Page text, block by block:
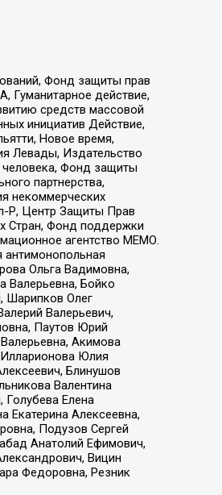
Фонд защиты прав
Гуманитарное действие,
средств массовой
инициатив Действие,
Новое время,
Левады, Издательство
человека, Фонд защиты
партнерства,
некоммерческих
Р, Центр Защиты Прав
Стран, Фонд поддержки
агентство МЕМО.
Ольга Вадимовна,
Валерьевна, Бойко
Шарипков Олег
Валерьевич,
Паутов Юрий
Акимова
Илларионова Юлия
Блинушов
Валентина
Голубева Елена
Екатерина Алексеевна,
Подузов Сергей
Анатолий Ефимович,
Вицин
Федоровна, Резник